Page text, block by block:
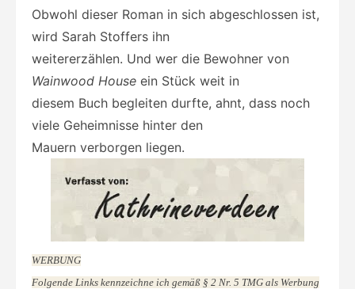
Obwohl dieser Roman in sich abgeschlossen ist,
wird Sarah Stoffers ihn
weitererzählen. Und wer die Bewohner von
Wainwood House ein Stück weit in
diesem Buch begleiten durfte, ahnt, dass noch
viele Geheimnisse hinter den
Mauern verborgen liegen.
WERBUNG
Folgende Links kennzeichne ich gemäß § 2 Nr. 5 TMG als Werbung